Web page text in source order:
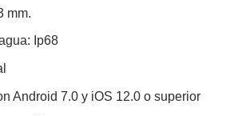
mm.
Ip68
Android 7.0 y iOS 12.0 o superior